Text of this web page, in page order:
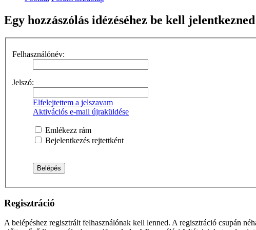
Egy hozzászólás idézéséhez be kell
Felhasználónév:
Jelszó:
Elfelejtettem a jelszavam
Aktivációs e-mail újraküldése
Emlékezz rám
Bejelentkezés rejtettként
Regisztráció
A belépéshez regisztrált felhasználónak kell lenned. A regisztráció csupán